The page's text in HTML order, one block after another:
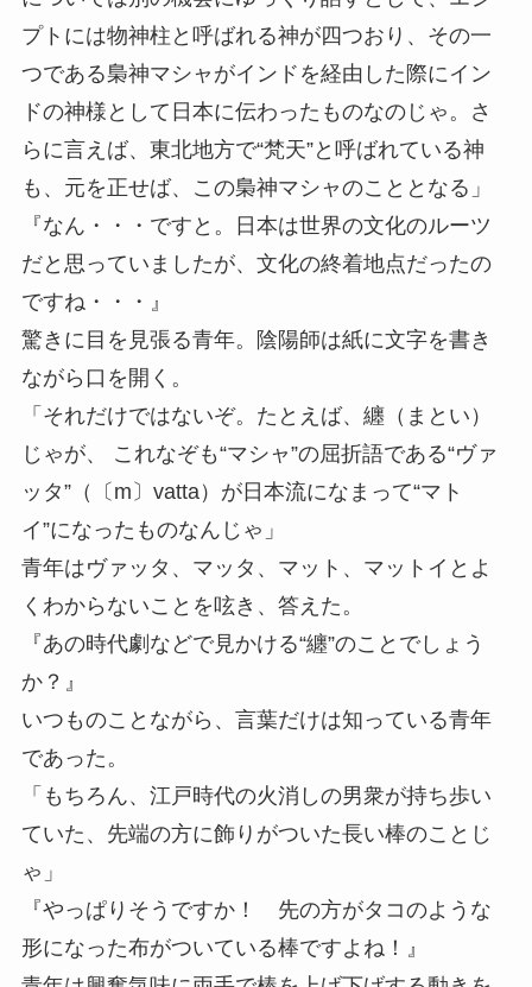
プトには物神柱と呼ばれる神が四つおり、その一
つである梟神マシャがインドを経由した際にイン
ドの神様として日本に伝わったものなのじゃ。さ
らに言えば、東北地方で“梵天”と呼ばれている神
も、元を正せば、この梟神マシャのこととなる」
『なん・・・ですと。日本は世界の文化のルーツ
だと思っていましたが、文化の終着地点だったの
ですね・・・』
驚きに目を見張る青年。陰陽師は紙に文字を書き
ながら口を開く。
「それだけではないぞ。たとえば、纏（まとい）
じゃが、 これなぞも“マシャ”の屈折語である“ヴァ
ッタ”（〔m〕vatta）が日本流になまって“マト
イ”になったものなんじゃ」
青年はヴァッタ、マッタ、マット、マットイとよ
くわからないことを呟き、答えた。
『あの時代劇などで見かける“纏”のことでしょう
か？』
いつものことながら、言葉だけは知っている青年
であった。
「もちろん、江戸時代の火消しの男衆が持ち歩い
ていた、先端の方に飾りがついた長い棒のことじ
ゃ」
『やっぱりそうですか！ 先の方がタコのような
形になった布がついている棒ですよね！』